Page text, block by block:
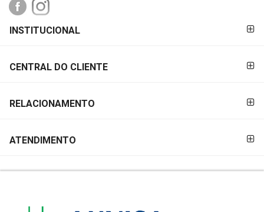
OFERTAS
OFERTAS
PAGAMENTO
INSTITUCIONAL
CENTRAL DO CLIENTE
RELACIONAMENTO
ATENDIMENTO